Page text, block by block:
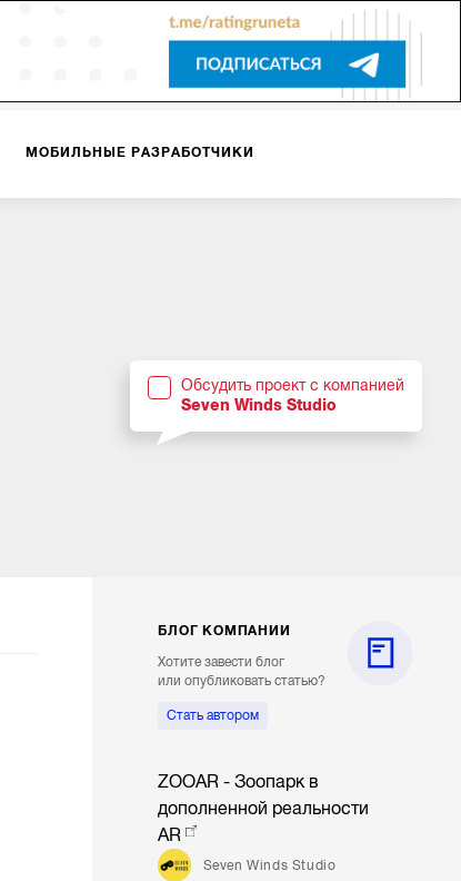
МОБИЛЬНЫЕ РАЗРАБОТЧИКИ
Обсудить проект с компанией
Seven Winds Studio
БЛОГ КОМПАНИИ
Хотите завести блог
или опубликовать статью?
Стать автором
ZOOAR - Зоопарк в
дополненной реальности
AR
Seven Winds Studio